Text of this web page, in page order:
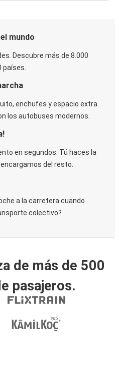
mundo
Descubre más de 8.000
enchufes y espacio extra
los autobuses modernos.
en segundos. Tú haces la
del resto.
a la carretera cuando
colectivo?
de más de 500
pasajeros.